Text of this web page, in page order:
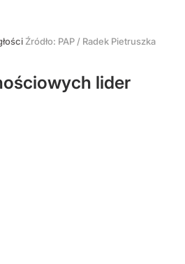
Źródło: PAP / Radek Pietruszka
lider